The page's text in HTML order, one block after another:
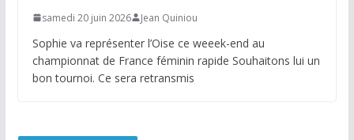
samedi 20 juin 2026 Jean Quiniou
Sophie va représenter l’Oise ce weeek-end au
championnat de France féminin rapide Souhaitons lui un
bon tournoi. Ce sera retransmis